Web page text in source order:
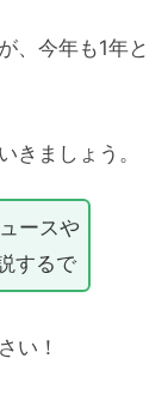
、今年も1年と
きましょう。
ースや
するで
い！